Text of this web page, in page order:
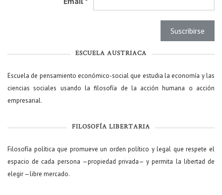
ESCUELA AUSTRIACA
Escuela de pensamiento económico-social que estudia la economía y las
ciencias sociales usando la filosofía de la acción humana o acción
empresarial.
FILOSOFÍA LIBERTARIA
Filosofía política que promueve un orden político y legal que respete el
espacio de cada persona —propiedad privada— y permita la libertad de
elegir —libre mercado.